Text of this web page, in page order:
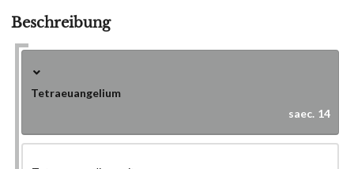
Beschreibung
Tetraeuangelium
saec. 14